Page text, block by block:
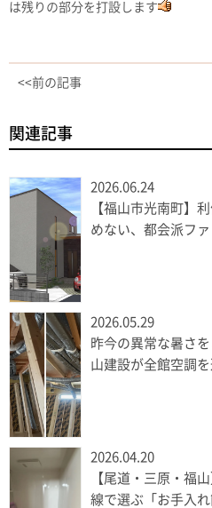
は残りの部分を打設します
<<前の記事
関連記事
2026.06.24
【福山市光南町】
めない、都会派フ
2026.05.29
昨今の異常な暑さ
山建設が全館空調
2026.04.20
【尾道・三原・福
線で選ぶ「お手入